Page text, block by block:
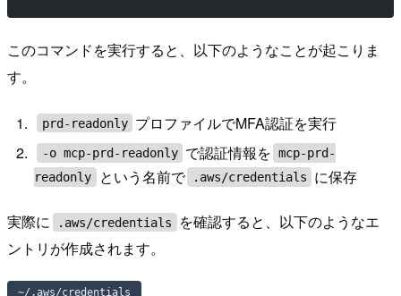
このコマンドを実行すると、以下のようなことが起こりま
す。
prd-readonly プロファイルでMFA認証を実行
-o mcp-prd-readonly で認証情報を mcp-prd-
readonly
という名前で .aws/credentials に保存
実際に .aws/credentials
を確認すると、以下のようなエ
ントリが作成されます。
~/.aws/credentials